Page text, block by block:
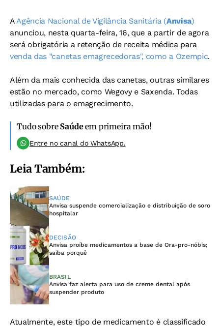
A Agência Nacional de Vigilância Sanitária (Anvisa)
anunciou, nesta quarta-feira, 16, que a partir de agora
será obrigatória a retenção de receita médica para
venda das "canetas emagrecedoras", como a Ozempic.
Além da mais conhecida das canetas, outras similares
estão no mercado, como Wegovy e Saxenda. Todas
utilizadas para o emagrecimento.
Tudo sobre Saúdeem primeira mão!
Entre no canal do WhatsApp.
Leia Também:
SAÚDE
Anvisa suspende comercialização e distribuição de soro
hospitalar
DECISÃO
Anvisa proíbe medicamentos a base de Ora-pro-nóbis;
saiba porquê
BRASIL
Anvisa faz alerta para uso de creme dental após
suspender produto
Atualmente, este tipo de medicamento é classificado